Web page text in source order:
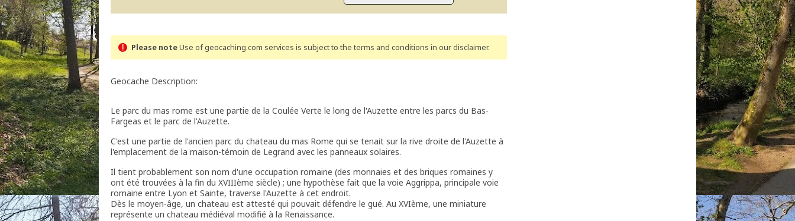
Please noteUse of geocaching.com services is subject to the terms and conditions in our disclaimer.
Geocache Description:
Le parc du mas rome est une partie de la Coulée Verte le long de l'Auzette entre les parcs du Bas-
Fargeas et le parc de l'Auzette.
C'est une partie de l'ancien parc du chateau du mas Rome qui se tenait sur la rive droite de l'Auzette à
l'emplacement de la maison-témoin de Legrand avec les panneaux solaires.
Il tient probablement son nom d'une occupation romaine (des monnaies et des briques romaines y
ont été trouvées à la fin du XVIIIème siècle) ; une hypothèse fait que la voie Aggrippa, principale voie
romaine entre Lyon et Sainte, traverse l'Auzette à cet endroit.
Dès le moyen-âge, un chateau est attesté qui pouvait défendre le gué. Au XVIème, une miniature
représente un chateau médiéval modifié à la Renaissance.